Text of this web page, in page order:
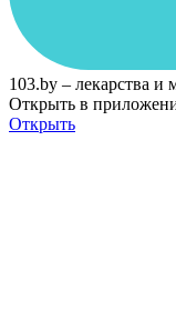
103.by – лекарства и
Открыть в
Открыть